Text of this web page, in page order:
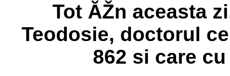
Tot ĂŽn aceasta
Teodosie, doctorul
862 si care